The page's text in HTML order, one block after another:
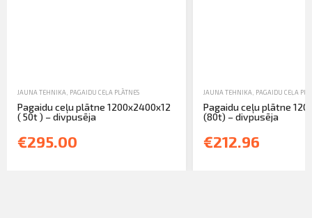
JAUNA TEHNIKA PAGAIDU CEĻA PLĀTNES
Pagaidu ceļu plātne 1200x2400x12
( 50t ) – divpusēja
€295.00
JAUNA TEHNIKA PAGAIDU CEĻA
Pagaidu ceļu plātne
(80t) – divpusēja
€212.96